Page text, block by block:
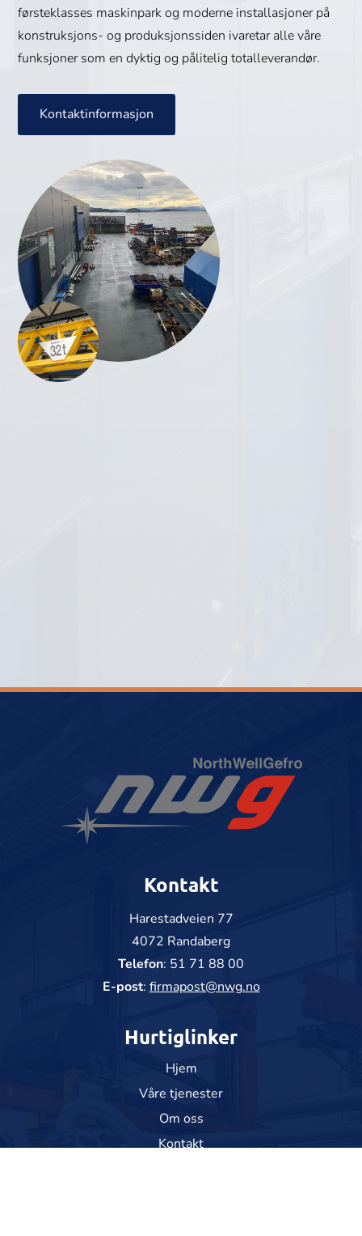
førsteklasses maskinpark og moderne installasjoner på
konstruksjons- og produksjonssiden ivaretar alle våre
funksjoner som en dyktig og pålitelig totalleverandør.
Kontaktinformasjon
Kontakt
Harestadveien 77
4072 Randaberg
Telefon: 51 71 88 00
E-post:firmapost@nwg.no
Hurtiglinker
Hjem
Våre tjenester
Om oss
Kontakt